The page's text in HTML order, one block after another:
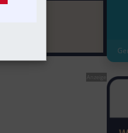
Anzeige